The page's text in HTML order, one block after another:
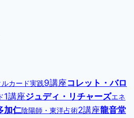
カード実践9講座コレット・バロ
1講座ジュディ・リチャーズエネ
加仁陰陽師・東洋占術2講座龍音堂